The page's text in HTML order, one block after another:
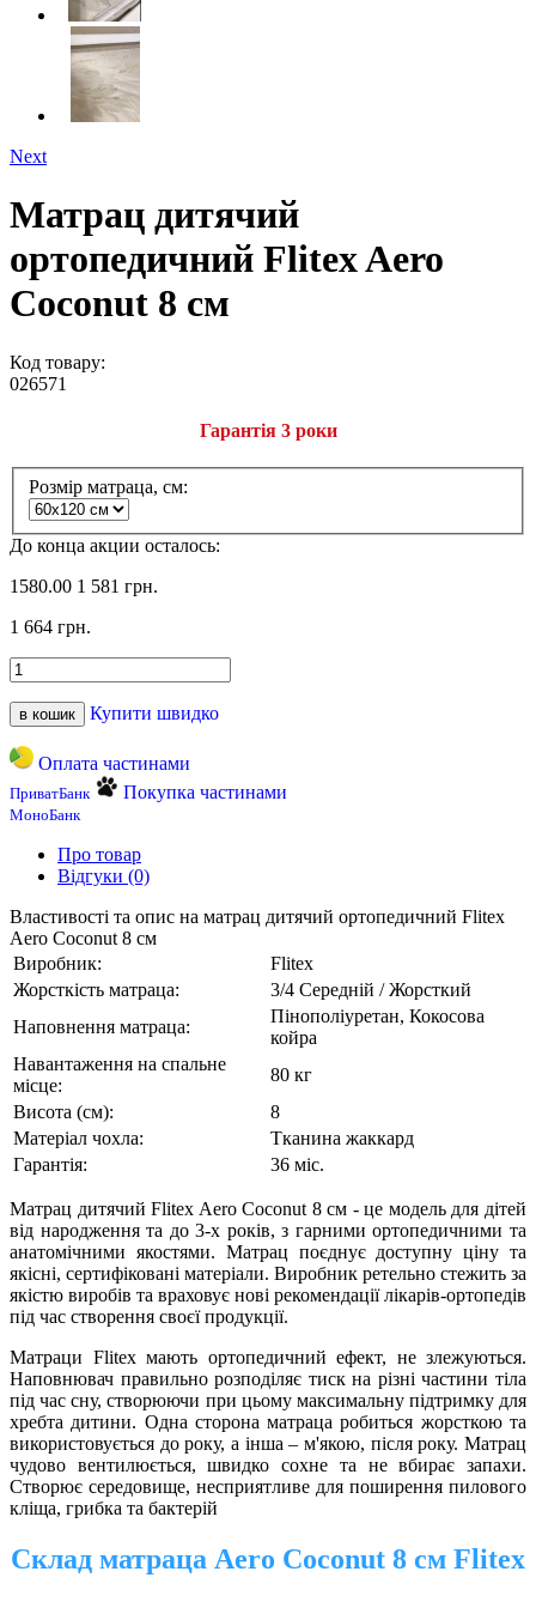
Next
Матрац дитячий
ортопедичний Flitex Aero
Coconut 8 см
Код товару:
026571
Гарантія 3 роки
Розмір матраца, см:
До конца акции осталось:
1580.00 1 581 грн.
1 664 грн.
в кошик Купити швидко
Оплата частинами
ПриватБанк Покупка частинами
МоноБанк
Про товар
Відгуки (0)
Властивості та опис на матрац дитячий ортопедичний Flitex
Aero Coconut 8 см
Виробник:
Flitex
Жорсткість матраца:
3/4 Середній / Жорсткий
Наповнення матраца:
Пінополіуретан, Кокосова
койра
Навантаження на спальне
місце:
80 кг
Висота (см):
8
Матеріал чохла:
Тканина жаккард
Гарантія:
36 міс.
Матрац дитячий Flitex Aero Coconut 8 см - це модель для дітей
від народження та до 3-х років, з гарними ортопедичними та
анатомічними якостями. Матрац поєднує доступну ціну та
якісні, сертифіковані матеріали. Виробник ретельно стежить за
якістю виробів та враховує нові рекомендації лікарів-ортопедів
під час створення своєї продукції.
Матраци Flitex мають ортопедичний ефект, не злежуються.
Наповнювач правильно розподіляє тиск на різні частини тіла
під час сну, створюючи при цьому максимальну підтримку для
хребта дитини. Одна сторона матраца робиться жорсткою та
використовується до року, а інша – м'якою, після року. Матрац
чудово вентилюється, швидко сохне та не вбирає запахи.
Створює середовище, несприятливе для поширення пилового
кліща, грибка та бактерій
Склад матраца Aero Coconut 8 см Flitex